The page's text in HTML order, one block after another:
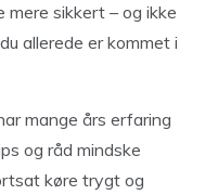
mere sikkert – og ikke
allerede er kommet i
mange års erfaring
og råd mindske
køre trygt og